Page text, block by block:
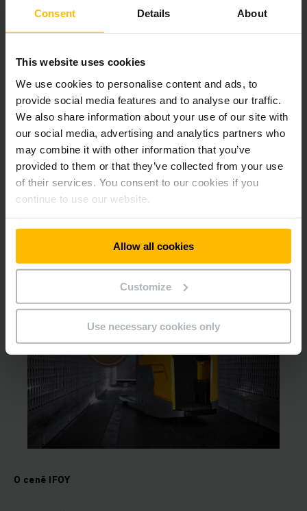
Consent Details About
This website uses cookies
We use cookies to personalise content and ads, to
provide social media features and to analyse our traffic.
We also share information about your use of our site with
our social media, advertising and analytics partners who
may combine it with other information that you’ve
provided to them or that they’ve collected from your use
of their services. You consent to our cookies if you
continue to use our website.
Allow all cookies
Customize
Use necessary cookies only
tomto segmentu. Současně je výška sloupu natolik
kompaktní, že lze vozík bez problémů používat i uvnitř
přepravu 2 palet současně, a to tak, že se zvedne zdvih
efektivity - zejména při nakládce a vykládce nákladních vozů.
"ERD 220i je kompaktnější, pohodlnější a bezpečnější než
všechny ostatní vozíky v této třídě. ERD 220i díky nové
koncepci baterie definuje nové standardy obratnosti,
bezpečnosti a ergonomie. Nedělá žádné kompromisy, a proto
je to vysokozdvižný vozík, který naši zákazníci dlouho
hledali," vysvětluje Torben Sell, odpovědný produktový
lithium-iontovou baterií je součástí systému a stejně jako
všechny modely je až do dodání zákazníkovi neutrální z
hlediska emisí CO2.
O ceně IFOY